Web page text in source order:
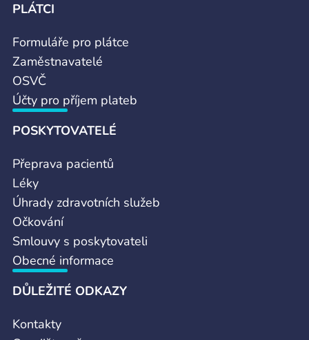
PLÁTCI
Formuláře pro plátce
Zaměstnavatelé
OSVČ
Účty pro příjem plateb
POSKYTOVATELÉ
Přeprava pacientů
Léky
Úhrady zdravotních služeb
Očkování
Smlouvy s poskytovateli
Obecné informace
DŮLEŽITÉ ODKAZY
Kontakty